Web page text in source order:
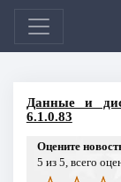
Данные и
6.1.0.83
Оцените
5 из 5, всего